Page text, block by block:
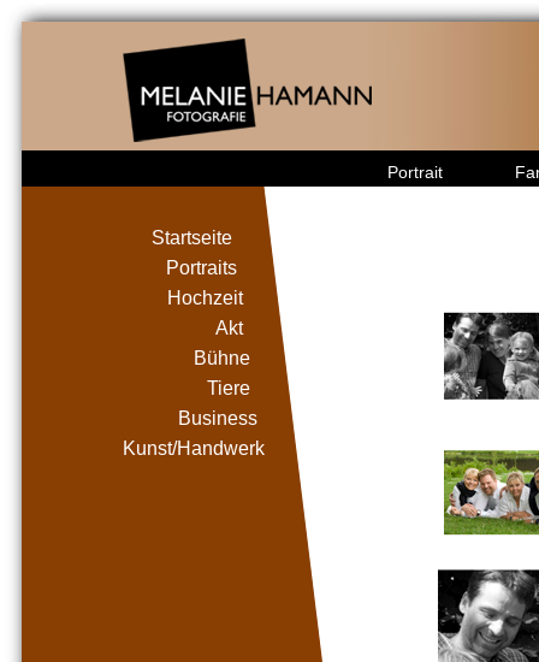
Portrait
Startseite
Portraits
Hochzeit
Akt
Bühne
Tiere
Business
Kunst/Handwerk